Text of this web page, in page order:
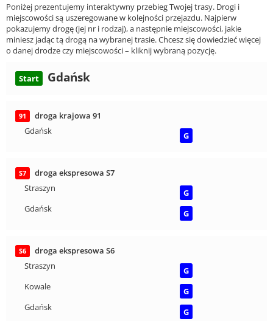
Poniżej prezentujemy interaktywny przebieg Twojej trasy. Drogi i
miejscowości są uszeregowane w kolejności przejazdu. Najpierw
pokazujemy drogę (jej nr i rodzaj), a następnie miejscowości, jakie
miniesz jadąc tą drogą na wybranej trasie. Chcesz się dowiedzieć więcej
o danej drodze czy miejscowości – kliknij wybraną pozycję.
Start Gdańsk
91
droga krajowa 91
Gdańsk
G
S7
droga ekspresowa S7
Straszyn
G
Gdańsk
G
S6
droga ekspresowa S6
Straszyn
G
Kowale
G
Gdańsk
G